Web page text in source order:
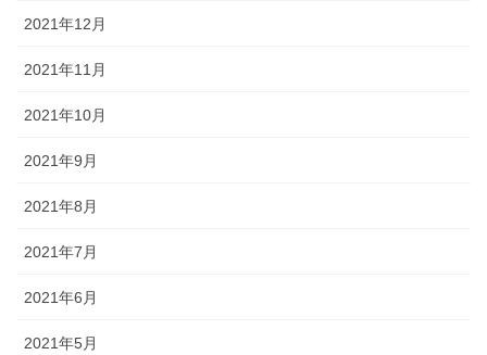
2021年12月
2021年11月
2021年10月
2021年9月
2021年8月
2021年7月
2021年6月
2021年5月